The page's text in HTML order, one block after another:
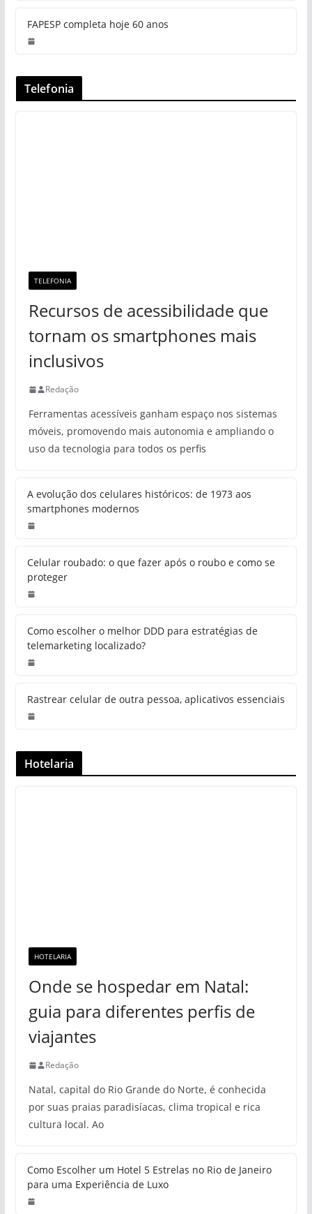
FAPESP completa hoje 60 anos
Telefonia
TELEFONIA
Recursos de acessibilidade que
tornam os smartphones mais
inclusivos
Redação
Ferramentas acessíveis ganham espaço nos sistemas
móveis, promovendo mais autonomia e ampliando o
uso da tecnologia para todos os perfis
A evolução dos celulares históricos: de 1973 aos
smartphones modernos
Celular roubado: o que fazer após o roubo e como se
proteger
Como escolher o melhor DDD para estratégias de
telemarketing localizado?
Rastrear celular de outra pessoa, aplicativos essenciais
Hotelaria
HOTELARIA
Onde se hospedar em Natal:
guia para diferentes perfis de
viajantes
Redação
Natal, capital do Rio Grande do Norte, é conhecida
por suas praias paradisíacas, clima tropical e rica
cultura local. Ao
Como Escolher um Hotel 5 Estrelas no Rio de Janeiro
para uma Experiência de Luxo